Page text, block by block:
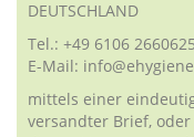
DEUTSCHLAND
Tel.: +49 6106 2660625
E-Mail:
mittels einer
versandter Brief,